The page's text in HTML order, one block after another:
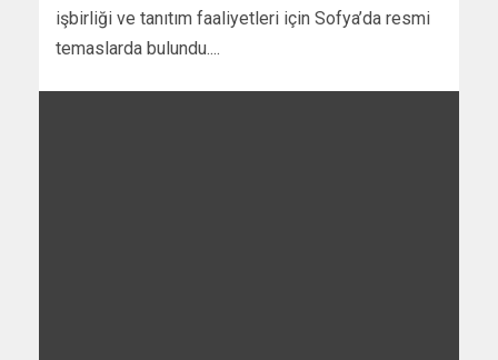
işbirliği ve tanıtım faaliyetleri için Sofya’da resmi
temaslarda bulundu....